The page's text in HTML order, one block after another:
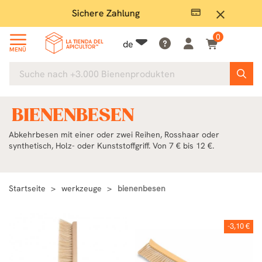
close
Sichere Zahlung
MENÜ de
0
BIENENBESEN
Abkehrbesen mit einer oder zwei Reihen, Rosshaar oder
synthetisch, Holz- oder Kunststoffgriff. Von 7 € bis 12 €.
Startseite werkzeuge bienenbesen
-3,10 €